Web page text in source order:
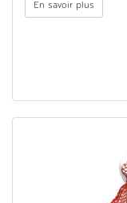
En savoir plus